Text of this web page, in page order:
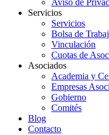
Aviso de
Servicios
Servicios
Bolsa de
Vinculación
Cuotas de
Asociados
Academia y
Empresas
Gobierno
Comités
Blog
Contacto